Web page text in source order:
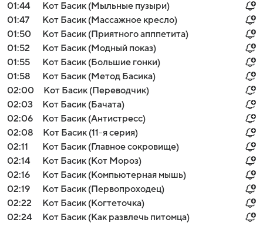
01:44
Кот Басик (Мыльные пузыри)
01:47
Кот Басик (Массажное кресло)
01:50
Кот Басик (Приятного апппетита)
01:52
Кот Басик (Модный показ)
01:55
Кот Басик (Большие гонки)
01:58
Кот Басик (Метод Басика)
02:00
Кот Басик (Переводчик)
02:03
Кот Басик (Бачата)
02:06
Кот Басик (Антистресс)
02:08
Кот Басик (11-я серия)
02:11
Кот Басик (Главное сокровище)
02:14
Кот Басик (Кот Мороз)
02:16
Кот Басик (Компьютерная мышь)
02:19
Кот Басик (Первопроходец)
02:22
Кот Басик (Когтеточка)
02:24
Кот Басик (Как развлечь питомца)